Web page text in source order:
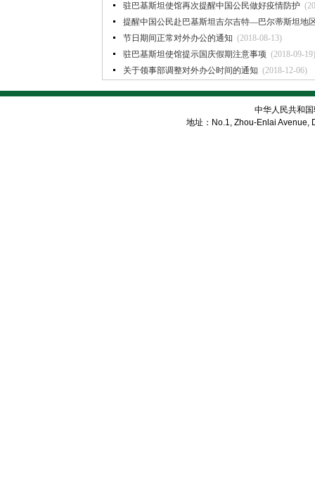
驻巴基斯坦使馆再次提醒中国公民做好疫情防护
提醒中国公民赴巴基斯坦吉尔吉特—巴尔蒂斯坦地
节日期间正常对外办公的通知 (2018-08-13)
驻巴基斯坦使馆提示国庆假期注意事项 (2018-09-19)
关于领事部调整对外办公时间的通知 (2018-12-06)
中华人民共和
地址：No.1, Zhou-Enlai Avenue,